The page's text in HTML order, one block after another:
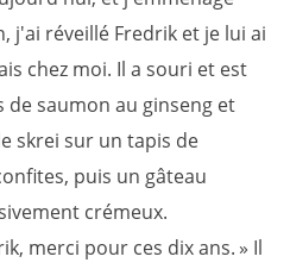
j'ai réveillé Fredrik et je lui ai
chez moi. Il a souri et est
saumon au ginseng et
skrei sur un tapis de
puis un gâteau
crémeux.
merci pour ces dix ans. » Il